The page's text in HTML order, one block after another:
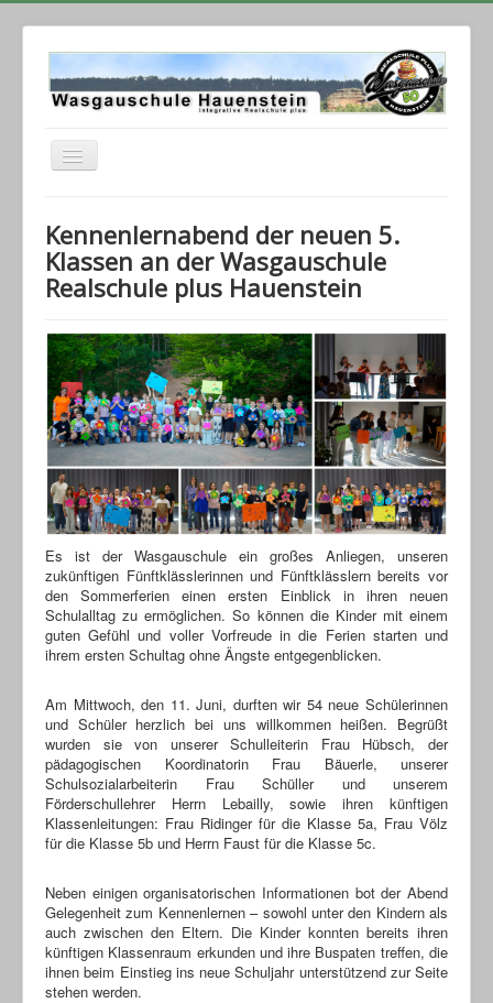
Navigation
Wir über uns
Unser Plus
Termine
Unser Schulleben
Unser Bahnhof
Nextcloud
Download
Kennenlernabend der neuen 5.
Klassen an der Wasgauschule
Realschule plus Hauenstein
Es ist der Wasgauschule ein großes Anliegen, unseren
zukünftigen Fünftklässlerinnen und Fünftklässlern bereits vor
den Sommerferien einen ersten Einblick in ihren neuen
Schulalltag zu ermöglichen. So können die Kinder mit einem
guten Gefühl und voller Vorfreude in die Ferien starten und
ihrem ersten Schultag ohne Ängste entgegenblicken.
Am Mittwoch, den 11. Juni, durften wir 54 neue Schülerinnen
und Schüler herzlich bei uns willkommen heißen. Begrüßt
wurden sie von unserer Schulleiterin Frau Hübsch, der
pädagogischen Koordinatorin Frau Bäuerle, unserer
Schulsozialarbeiterin Frau Schüller und unserem
Förderschullehrer Herrn Lebailly, sowie ihren künftigen
Klassenleitungen: Frau Ridinger für die Klasse 5a, Frau Völz
für die Klasse 5b und Herrn Faust für die Klasse 5c.
Neben einigen organisatorischen Informationen bot der Abend
Gelegenheit zum Kennenlernen – sowohl unter den Kindern als
auch zwischen den Eltern. Die Kinder konnten bereits ihren
künftigen Klassenraum erkunden und ihre Buspaten treffen, die
ihnen beim Einstieg ins neue Schuljahr unterstützend zur Seite
stehen werden.